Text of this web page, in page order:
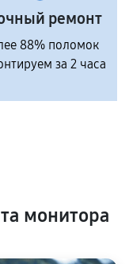
ремонт
88% поломок
за 2 часа
монитора